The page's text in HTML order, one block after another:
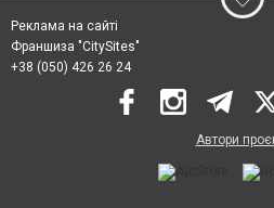
Реклама на сайті
Франшиза "CitySites"
+38 (050) 426 26 24
Автори